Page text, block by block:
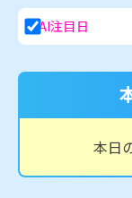
AI注目日
本日